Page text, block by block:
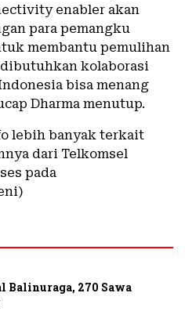
enabler akan
para pemangku
membantu pemulihan
dibutuhkan kolaborasi
bisa menang
Dharma menutup.
lebih banyak terkait
dari Telkomsel
pada
Balinuraga, 270 Sawa